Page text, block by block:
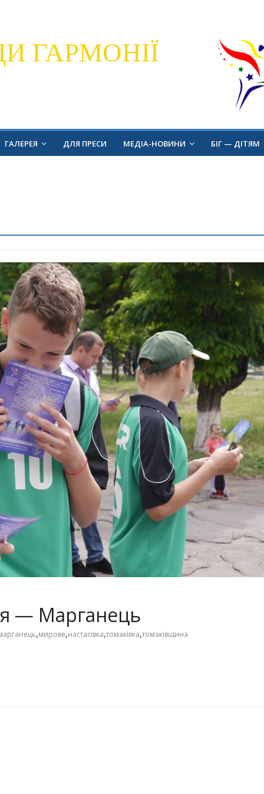
ГАРМОНІЇ
ГАЛЕРЕЯ ДЛЯ ПРЕСИ МЕДІА-НОВИНИ БІГ — ДІТЯМ
— Марганець
,мирове,настасівка,томаківка,томаківщина